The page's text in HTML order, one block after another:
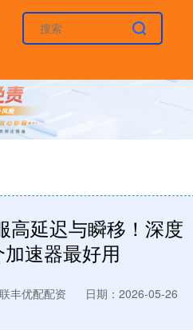
高延迟与瞬移！深度
速器最好用
丰优配配资
日期：2026-05-26